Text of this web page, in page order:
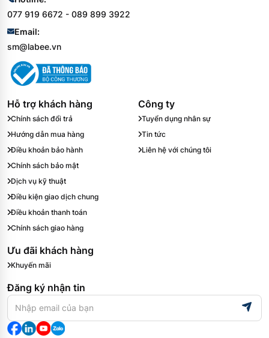
lựa chọn sản phẩm. Trước khi sử dụng trong quy trình phân tích,
nghiên cứu hoặc sản xuất chính thức, khách hàng cần đối chiếu
với SDS, COA, specification hoặc tài liệu chính thức mới nhất từ
hãng theo đúng mã hàng và lot/batch.
077 919 6672 - 089 899 3922
Email:
sm@labee.vn
Hỗ trợ khách hàng
Chính sách đổi trả
Hướng dẫn mua hàng
Điều khoản bảo hành
Chính sách bảo mật
Dịch vụ kỹ thuật
Điều kiện giao dịch chung
Điều khoản thanh toán
Chính sách giao hàng
Công ty
Tuyển dụng nhân sự
Tin tức
Liên hệ với chúng tôi
Ưu đãi khách hàng
Khuyến mãi
Đăng ký nhận tin